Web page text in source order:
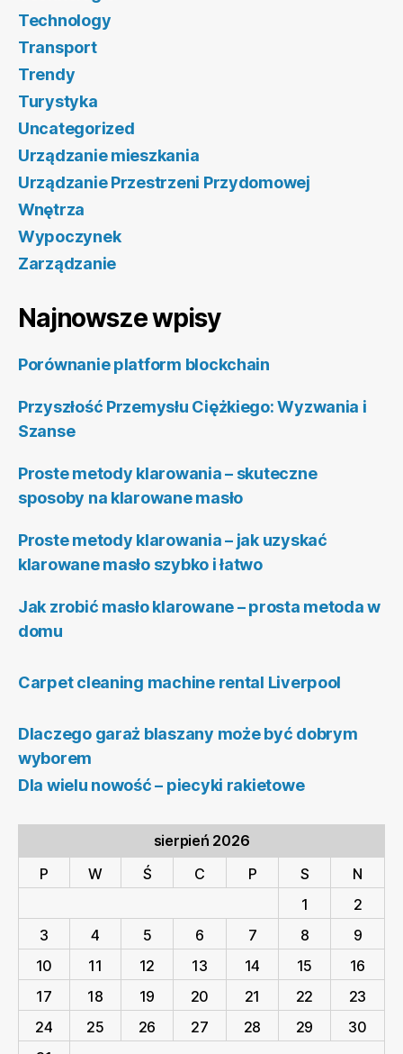
Technology
Transport
Trendy
Turystyka
Uncategorized
Urządzanie mieszkania
Urządzanie Przestrzeni Przydomowej
Wnętrza
Wypoczynek
Zarządzanie
Najnowsze wpisy
Porównanie platform blockchain
Przyszłość Przemysłu Ciężkiego: Wyzwania i
Szanse
Proste metody klarowania – skuteczne
sposoby na klarowane masło
Proste metody klarowania – jak uzyskać
klarowane masło szybko i łatwo
Jak zrobić masło klarowane – prosta metoda w
domu
Carpet cleaning machine rental Liverpool
Dlaczego garaż blaszany może być dobrym
wyborem
Dla wielu nowość – piecyki rakietowe
sierpień 2026
P
W Ś C P S
N
1
2
3
4 5 6 7 8
9
10
11 12 13 14 15
16
17
18 19 20 21 22
23
24
25 26 27 28 29
30